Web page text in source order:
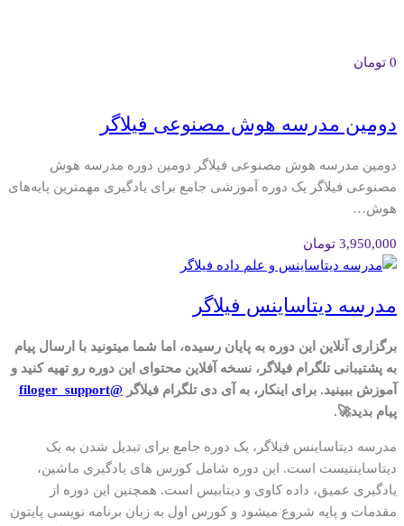
0 تومان
دومین مدرسه هوش مصنوعی فیلاگر
دومین مدرسه هوش مصنوعی فیلاگر دومین دوره مدرسه هوش
مصنوعی فیلاگر یک دوره آموزشی جامع برای یادگیری مهمترین پایه‌های
هوش…
3,950,000 تومان
مدرسه دیتاساینس فیلاگر
برگزاری آنلاین این دوره به پایان رسیده، اما شما میتونید با ارسال پیام
به پشتیبانی تلگرام فیلاگر، نسخه آفلاین محتوای این دوره رو تهیه کنید و
آموزش ببینید. برای اینکار، به آی دی تلگرام فیلاگر @filoger_support
پیام بدید🚀.
مدرسه دیتاساینس فیلاگر، یک دوره جامع برای تبدیل شدن به یک
دیتاساینتیست است. این دوره شامل کورس های یادگیری ماشین،
یادگیری عمیق، داده کاوی و دیتابیس است. همچنین این دوره از
مقدمات و پایه شروع میشود و کورس اول به زبان برنامه نویسی پایتون